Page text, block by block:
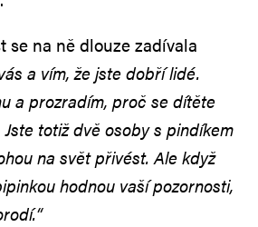
se na ně dlouze zadívala
a vím, že jste dobří lidé.
a prozradím, proč se dítěte
totiž dvě osoby s pindíkem
na svět přivést. Ale když
hodnou vaší pozornosti,